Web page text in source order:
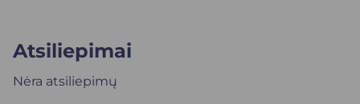
Atsiliepimai
Nėra atsiliepimų